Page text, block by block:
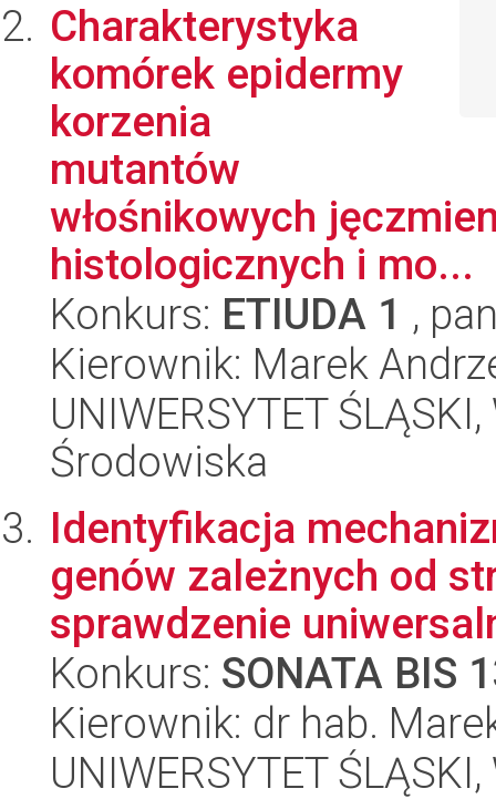
Charakterystyka
komórek epidermy
korzenia
mutantów
włośnikowych
histologicznych i mo...
Konkurs: ETIUDA 1 ,
Kierownik: Marek
UNIWERSYTET
Środowiska
Identyfikacja
genów zależnych od
sprawdzenie
Konkurs: SONATA BIS
Kierownik: dr hab.
UNIWERSYTET